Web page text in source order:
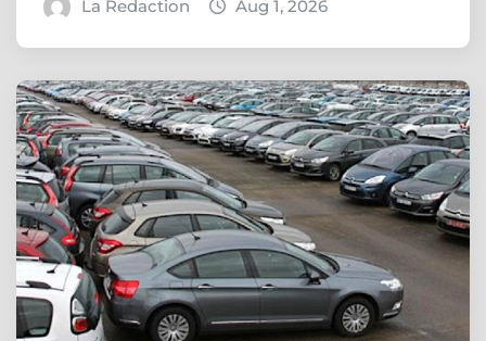
La Redaction Aug 1, 2026